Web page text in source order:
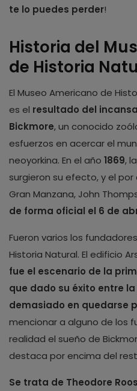
te lo puedes perder!
Historia del
de Historia
El Museo Americano de
es el resultado del
Bickmore, un conocido
esfuerzos en acercar el
neoyorkina. En el año 1869,
surgieron su efecto, y el
Gran Manzana, John
de forma oficial el 6 de
Fueron varios los
Historia Natural. El edificio
fue el escenario de la
que dado su éxito entre
demasiado en quedarse
mencionar a alguno de los
realidad el sueño de
destaca por encima del
Se trata de Theodore